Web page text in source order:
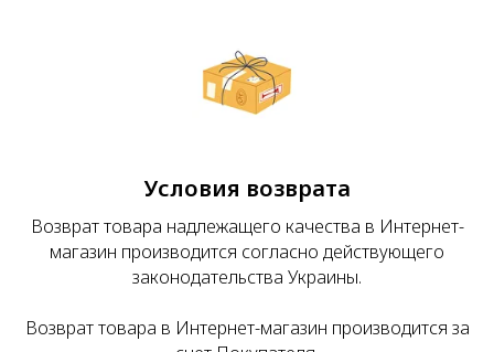
Условия возврата
Возврат товара надлежащего качества в Интернет-
магазин производится согласно действующего
законодательства Украины.
Возврат товара в Интернет-магазин производится за